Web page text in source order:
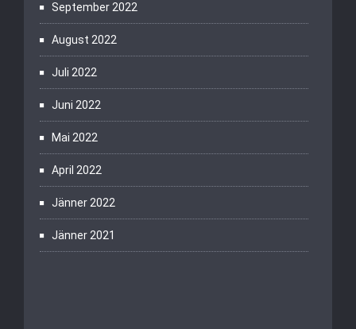
September 2022
August 2022
Juli 2022
Juni 2022
Mai 2022
April 2022
Jänner 2022
Jänner 2021